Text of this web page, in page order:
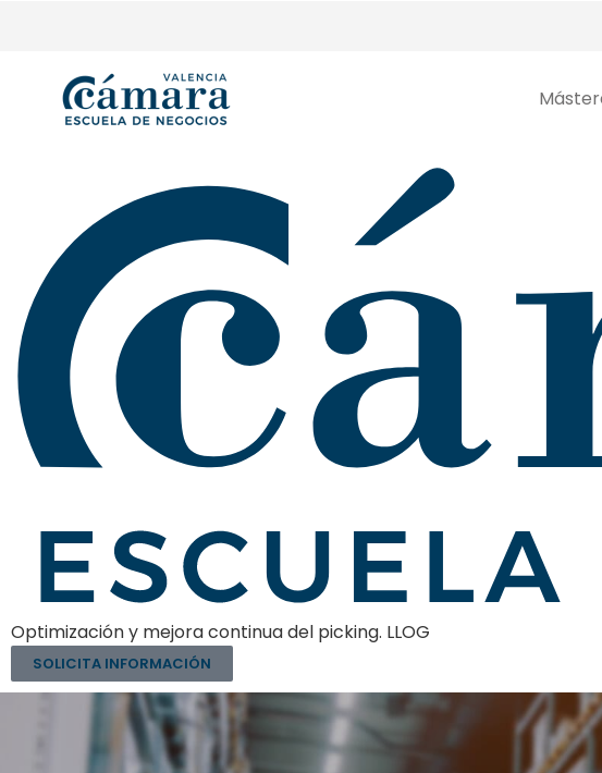
Optimización y mejora continua del picking. LLOG
SOLICITA INFORMACIÓN